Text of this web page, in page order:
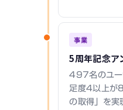
事業
5周年記念ア
497名のユー
足度4以上が
の取得」を